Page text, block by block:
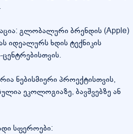
გლობალური ბრენდის (Apple)
იდეალურს ხდის ტექნიკის
ცენტრებისთვის.
ნებისმიერი პროექტისთვის,
ეკოლოგიაზე, ბავშვებზე ან
სფეროები: